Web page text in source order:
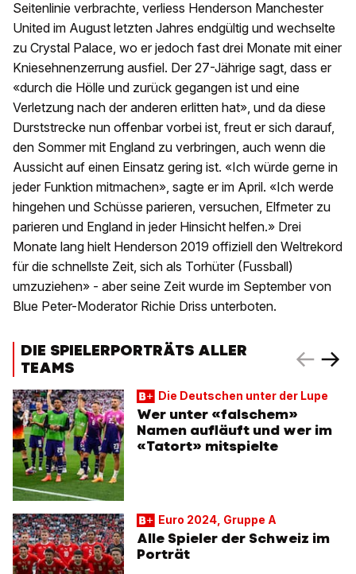
Seitenlinie verbrachte, verliess Henderson Manchester
United im August letzten Jahres endgültig und wechselte
zu Crystal Palace, wo er jedoch fast drei Monate mit einer
Kniesehnenzerrung ausfiel. Der 27-Jährige sagt, dass er
«durch die Hölle und zurück gegangen ist und eine
Verletzung nach der anderen erlitten hat», und da diese
Durststrecke nun offenbar vorbei ist, freut er sich darauf,
den Sommer mit England zu verbringen, auch wenn die
Aussicht auf einen Einsatz gering ist. «Ich würde gerne in
jeder Funktion mitmachen», sagte er im April. «Ich werde
hingehen und Schüsse parieren, versuchen, Elfmeter zu
parieren und England in jeder Hinsicht helfen.» Drei
Monate lang hielt Henderson 2019 offiziell den Weltrekord
für die schnellste Zeit, sich als Torhüter (Fussball)
umzuziehen» - aber seine Zeit wurde im September von
Blue Peter-Moderator Richie Driss unterboten.
DIE SPIELERPORTRÄTS ALLER
TEAMS
Die Deutschen unter der Lupe
Wer unter «falschem»
Namen aufläuft und wer im
«Tatort» mitspielte
Euro 2024, Gruppe A
Alle Spieler der Schweiz im
Porträt